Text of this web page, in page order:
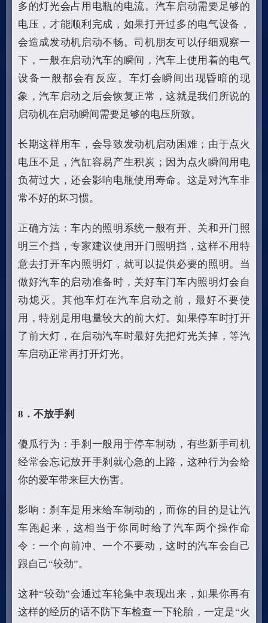
多的灯光会占用电瓶的电流。汽车启动需要足够的
电压，才能顺利完成，如果打开过多的电气设备，
会造成发动机启动不畅。司机朋友可以仔细观察一
下，一般在启动汽车的瞬间，汽车上使用着的电气
设备一般都会有反应。车灯会瞬间出现昏暗的现
象，汽车启动之后会恢复正常，这就是我们所说的
启动机在启动瞬间需要足够的电压所致。
长期这样用车，会导致发动机启动困难；由于点火
电压不足，汽缸容易产生积炭；因为点火瞬间用电
负荷过大，还会影响电瓶使用寿命。这是对汽车非
常不好的坏习惯。
正确方法：车内的照明系统一般有开、关和开门照
明三个挡，专家建议使用开门照明挡，这样不用特
意去打开车内照明灯，就可以提供必要的照明。当
做好汽车的启动准备时，关好车门车内照明灯会自
动熄灭。其他车灯在汽车启动之前，最好不要使
用，特别是用电量较大的前大灯。如果停车时打开
了前大灯，在启动汽车时最好先把灯光关掉，等汽
车启动正常再打开灯光。
8 ．不放手刹
傻瓜行为：手刹一般用于停车制动，有些新手司机
经常会忘记放开手刹就心急的上路，这种行为会给
你的爱车带来巨大伤害。
影响：刹车是用来给车制动的，而你的目的是让汽
车跑起来，这相当于你同时给了汽车两个操作命
令：一个向前冲、一个不要动，这时的汽车会自己
跟自己“较劲”。
这种“较劲”会通过车轮集中表现出来，如果你再有
这样的经历的话不防下车检查一下轮胎，一定是“火